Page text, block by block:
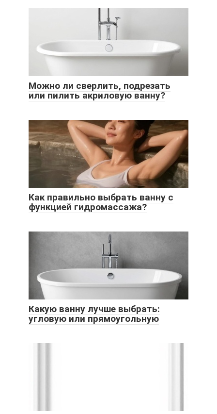
Можно ли сверлить, подрезать
или пилить акриловую ванну?
Как правильно выбрать ванну с
функцией гидромассажа?
Какую ванну лучше выбрать:
угловую или прямоугольную